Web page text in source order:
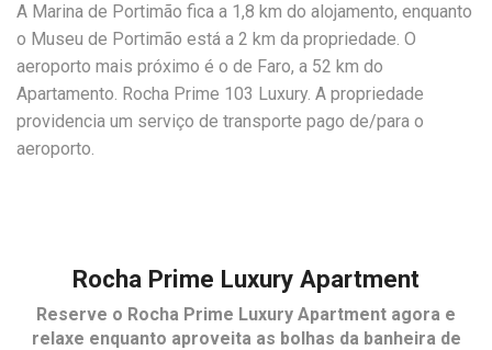
A Marina de Portimão fica a 1,8 km do alojamento, enquanto
o Museu de Portimão está a 2 km da propriedade. O
aeroporto mais próximo é o de Faro, a 52 km do
Apartamento. Rocha Prime 103 Luxury. A propriedade
providencia um serviço de transporte pago de/para o
aeroporto.
Rocha Prime Luxury Apartment
Reserve o Rocha Prime Luxury Apartment agora e
relaxe enquanto aproveita as bolhas da banheira de